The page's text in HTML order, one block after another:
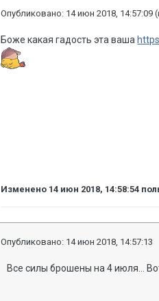
Опубликовано: 14 июн 2018, 14:57:09
Боже какая гадость эта ваша
Изменено 14 июн 2018, 14:58:54
Опубликовано: 14 июн 2018, 14:57:13
Все силы брошены на 4 июля...